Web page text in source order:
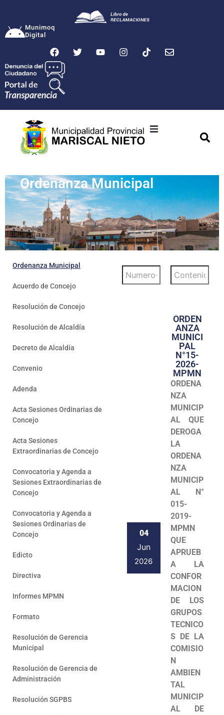
Munimoq
Digital
Transparencia
Seguridad
Programas
Ordenanza Municipal
Ordenanza Municipal
Acuerdo de Concejo
Resolución de Concejo
Resolución de Alcaldía
Decreto de Alcaldía
Convenio
Adenda
Acta Sesiones Ordinarias de
Concejo
Acta Sesiones
Extraordinarias de Concejo
Convocatoria y Agenda a
Sesiones Extraordinarias de
Concejo
Convocatoria y Agenda a
Sesiones Ordinarias de
Concejo
Edicto
Directiva
Informes MPMN
Formato
Resolución de Gerencia
Municipal
Resolución de Gerencia de
Administración
Resolución SGPBS
04
Jun
2026
ORDEN
ANZA
MUNICI
PAL
N°15-
2026-
MPMN
ORDENA
NZA
MUNICIP
AL QUE
DEROGA
LA
ORDENA
NZA
MUNICIP
AL N°
015-
2019-
MPMN
QUE
APRUEB
A LA
CONFOR
MACION
DE LOS
GRUPOS
TECNICO
S DE LA
COMISIO
N
AMBIEN
TAL
MUNICIP
AL DE